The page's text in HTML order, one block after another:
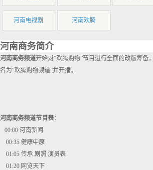
河南电视剧 河南欢腾
河南商务简介
河南商务频道开始对“欢腾购物”节目进行全面的改版筹备
名为“欢腾购物频道”并开播。
河南商务频道节目表：
00:00 河南新闻
00:35 健康中原
01:05 传承 剧照 演员表
01:20 网览天下